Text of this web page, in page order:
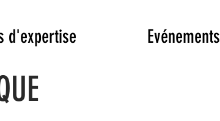
d'expertise Evénements